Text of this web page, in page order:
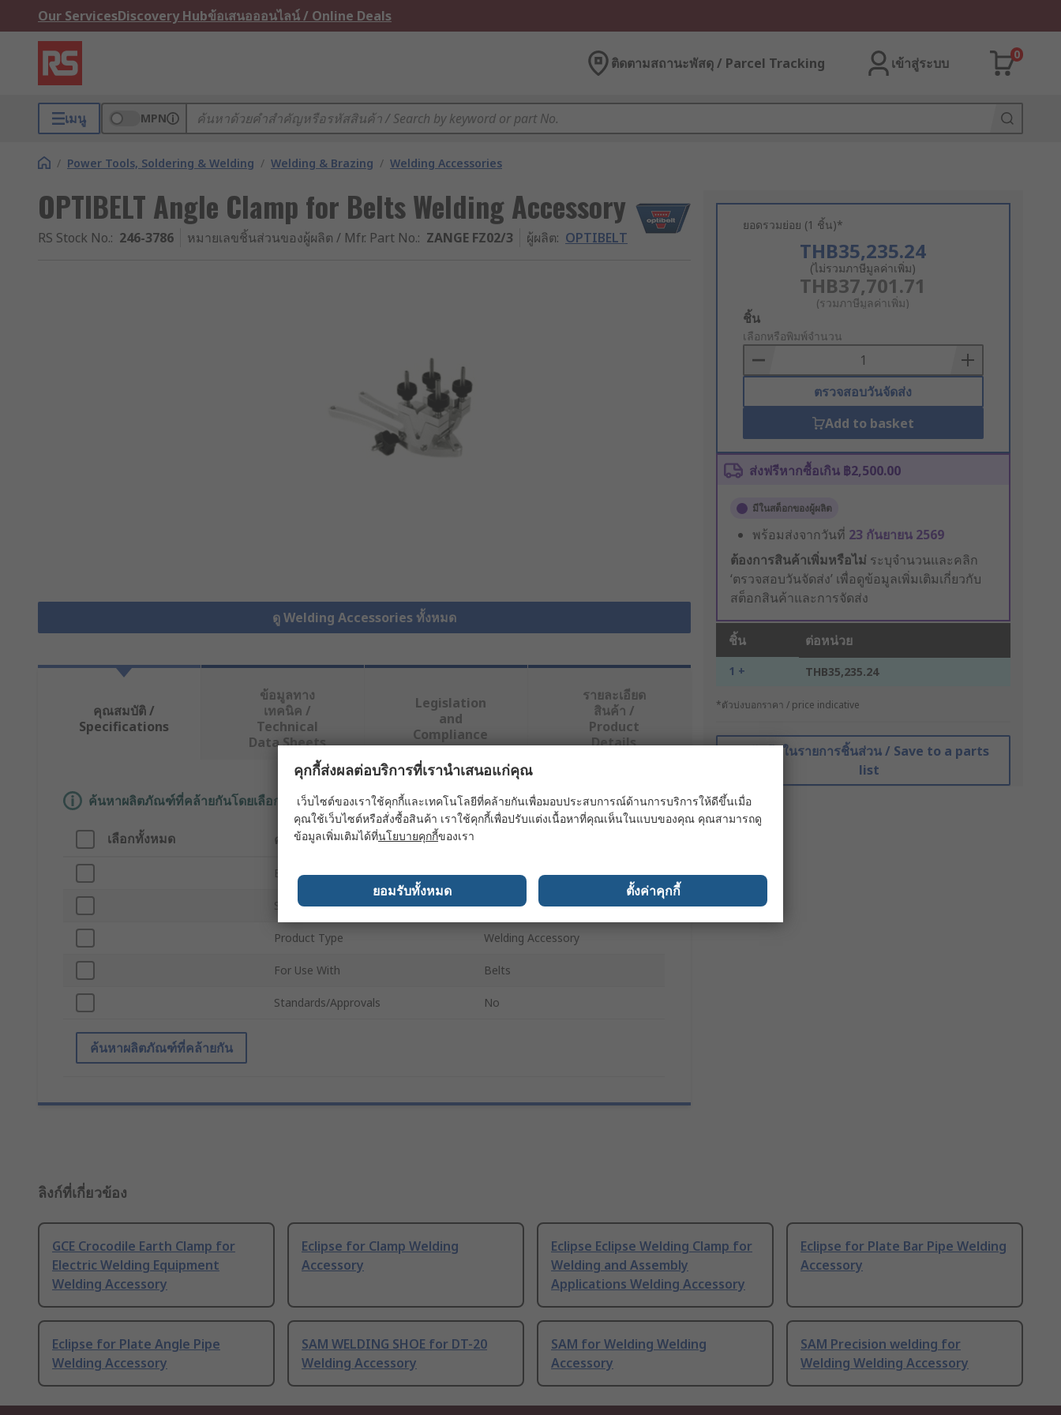
Our ServicesDiscovery Hubข้อเสนอออนไลน์ / Online Deals
ติดตามสถานะพัสดุ / Parcel Tracking เข้าสู่ระบบ
0
เมนู MPN
/ Power Tools, Soldering & Welding / Welding & Brazing / Welding Accessories
OPTIBELT Angle Clamp for Belts Welding Accessory
RS Stock No.: 246-3786 หมายเลขชิ้นส่วนของผู้ผลิต / Mfr. Part No.: ZANGE FZ02/3 ผู้ผลิต: OPTIBELT
ดู Welding Accessories ทั้งหมด
ยอดรวมย่อย (1 ชิ้น)*
THB35,235.24
(ไม่รวมภาษีมูลค่าเพิ่ม)
THB37,701.71
(รวมภาษีมูลค่าเพิ่ม)
Add
to
Basket
ชิ้น
เลือกหรือพิมพ์จำนวน
ตรวจสอบวันจัดส่ง
Add to basket
ส่งฟรีหากซื้อเกิน ฿2,500.00
มีในสต็อกของผู้ผลิต
พร้อมส่งจากวันที่ 23 กันยายน 2569
ต้องการสินค้าเพิ่มหรือไม่ ระบุจำนวนและคลิก
‘ตรวจสอบวันจัดส่ง’ เพื่อดูข้อมูลเพิ่มเติมเกี่ยวกับ
สต็อกสินค้าและการจัดส่ง
ชิ้น ต่อหน่วย
1 + THB35,235.24
*ตัวบ่งบอกราคา / price indicative
บันทึกในรายการชิ้นส่วน / Save to a parts
list
คุณสมบัติ /
Specifications
ข้อมูลทาง
เทคนิค /
Technical
Data Sheets
Legislation
and
Compliance
รายละเอียด
สินค้า /
Product
Details
ค้นหาผลิตภัณฑ์ที่คล้ายกันโดยเลือกคุณลักษณะอย่างน้อยหนึ่งรายการ
เลือกทั้งหมด คุณลักษณะ
Brand OPTIBELT
Sub Type Angle Clamp
Product Type Welding Accessory
For Use With Belts
Standards/Approvals No
ค้นหาผลิตภัณฑ์ที่คล้ายกัน
ลิงก์ที่เกี่ยวข้อง
GCE Crocodile Earth Clamp for
Electric Welding Equipment
Welding Accessory
Eclipse for Clamp Welding
Accessory
Eclipse Eclipse Welding Clamp for
Welding and Assembly
Applications Welding Accessory
Eclipse for Plate Bar Pipe Welding
Accessory
Eclipse for Plate Angle Pipe
Welding Accessory
SAM WELDING SHOE for DT-20
Welding Accessory
SAM for Welding Welding
Accessory
SAM Precision welding for
Welding Welding Accessory
คุกกี้ส่งผลต่อบริการที่เรานำเสนอแก่คุณ
เว็บไซต์ของเราใช้คุกกี้และเทคโนโลยีที่คล้ายกันเพื่อมอบประสบการณ์ด้านการบริการให้ดีขึ้นเมื่อ
คุณใช้เว็บไซต์หรือสั่งซื้อสินค้า เราใช้คุกกี้เพื่อปรับแต่งเนื้อหาที่คุณเห็นในแบบของคุณ คุณสามารถดู
ข้อมูลเพิ่มเติมได้ที่นโยบายคุกกี้ของเรา
ยอมรับทั้งหมด ตั้งค่าคุกกี้